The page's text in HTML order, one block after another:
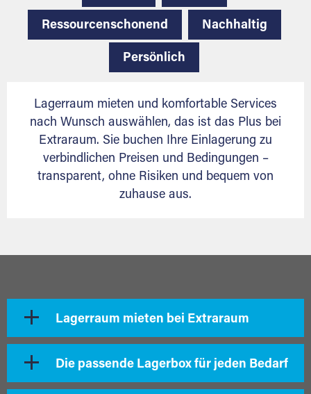
Ressourcenschonend Nachhaltig
Persönlich
Lagerraum mieten und komfortable Services
nach Wunsch auswählen, das ist das Plus bei
Extraraum. Sie buchen Ihre Einlagerung zu
verbindlichen Preisen und Bedingungen –
transparent, ohne Risiken und bequem von
zuhause aus.
Lagerraum mieten bei Extraraum
Die passende Lagerbox für jeden Bedarf